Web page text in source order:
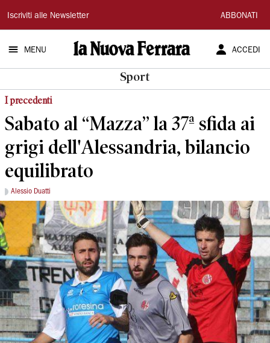
La
Nuova
Ferrara
Iscriviti alle Newsletter ABBONATI
MENU ACCEDI
Sport
I precedenti
Sabato al “Mazza” la 37ª sfida ai
grigi dell'Alessandria, bilancio
equilibrato
Alessio Duatti